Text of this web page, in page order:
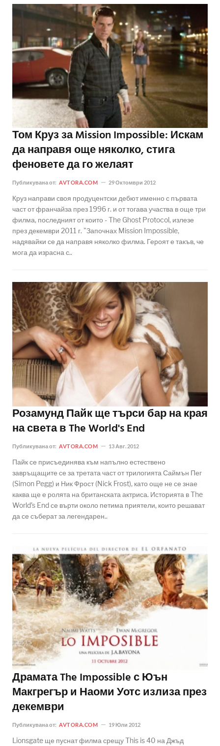
Том Круз за Mission Impossible: Искам
да направя още няколко, стига
феновете да го желаят
Публикувана от: AVTORA.COM 29 Октомври 2012
Круз направи своя продуцентски дебют именно с първата
част от франчайза през 1996 г. и от тогава участва в още три
филма, последният от които - The Ghost Protocol, излезе
през декември 2011 г. "Започнах Mission Impossible,
надявайки се да направя няколко филма. Героят е такъв, че
мога да израсна с..
Розамунд Пайк ще търси бар на края
на света в The World's End
Публикувана от: AVTORA.COM 13 Авг. 2012
Пайк се присъединява към напълно естествено
завръщащите се за третата част от трилогията Саймън Пег
(Simon Pegg) и Ник Фрост (Nick Frost), като още не се знае
каква ще е ролята на британската актриса. Историята в The
World’s End се върти около петима приятели, които решават
да се съберат за легендарен..
Драмата The Impossible с Юън
Макгрегър и Наоми Уотс излиза през
декември
Публикувана от: AVTORA.COM 19 Юли 2012
Lionsgate ще пуснат филма срещу This is 40 на Джъд